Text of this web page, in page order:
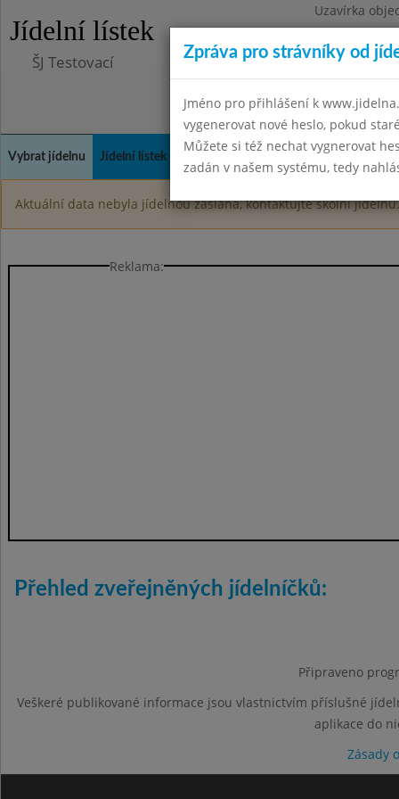
Jídelní lístek
Uzavírka
ŠJ Testovací
Vybrat jídelnu Jídelní lístek Kontakty a informace
Aktuální data nebyla jídelnou zaslána, kontaktujte školní jídelnu.
Reklama:
Přehled zveřejněných jídelníčků:
Připraveno
Veškeré publikované informace jsou vlastnictvím příslušné
aplikace do
Zásady
Zpráva pro strávníky od
Jméno pro přihlášení k
vygenerovat nové heslo, pokud
Můžete si též nechat vygnerovat
zadán v našem systému, tedy